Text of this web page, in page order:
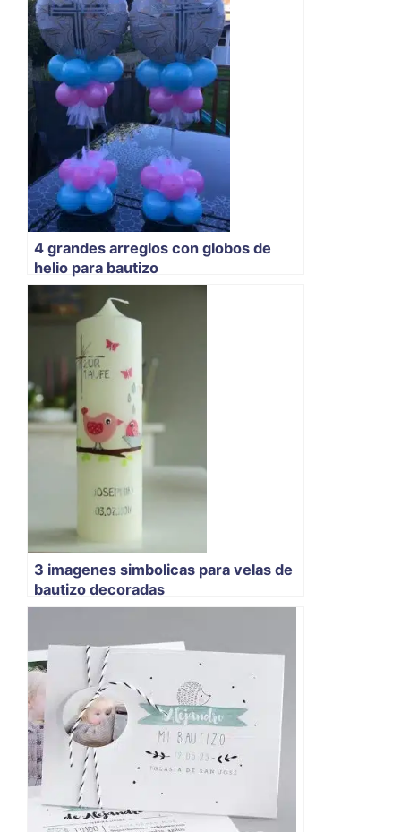
4 grandes arreglos con globos de
helio para bautizo
3 imagenes simbolicas para velas de
bautizo decoradas